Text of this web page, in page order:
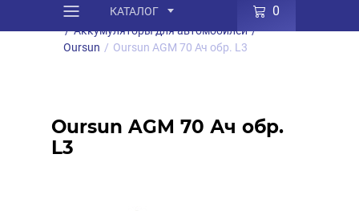
КАТАЛОГ 0
Каталог / Товары
Аккумуляторы
/ Аккумуляторы для автомобилей /
Oursun / Oursun AGM 70 Ач обр. L3
Oursun AGM 70 Ач обр.
L3